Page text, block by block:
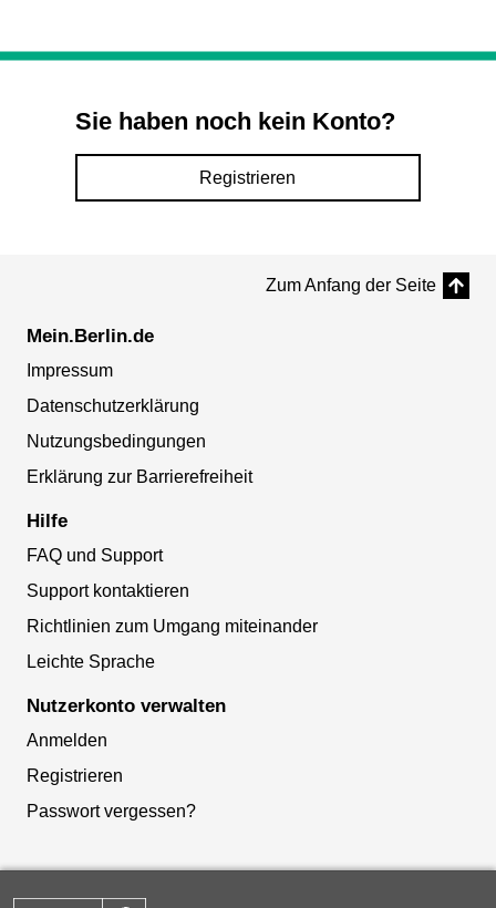
Sie haben noch kein Konto?
Registrieren
Zum Anfang der Seite
Mein.Berlin.de
Impressum
Datenschutzerklärung
Nutzungsbedingungen
Erklärung zur Barrierefreiheit
Hilfe
FAQ und Support
Support kontaktieren
Richtlinien zum Umgang miteinander
Leichte Sprache
Nutzerkonto verwalten
Anmelden
Registrieren
Passwort vergessen?